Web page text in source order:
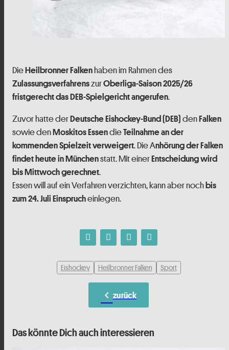
DieHeilbronner Falkenhaben im Rahmen des
ZulassungsverfahrenszurOberliga-Saison 2025/26
fristgerecht das DEB-Spielgericht angerufen.
Zuvor hatte derDeutsche Eishockey-Bund (DEB) denFalken
sowie denMoskitos EssendieTeilnahme an der
kommenden Spielzeit verweigert. Die Anhörung der Falken
findet heute in Münchenstatt. Mit einerEntscheidung wird
bis Mittwoch gerechnet.
Essen will auf ein Verfahren verzichten, kann aber nochbis
zum 24. Juli Einsprucheinlegen.
Eishockey Heilbronner Falken Sport
chevron_left zurück
Das könnte Dich auch interessieren